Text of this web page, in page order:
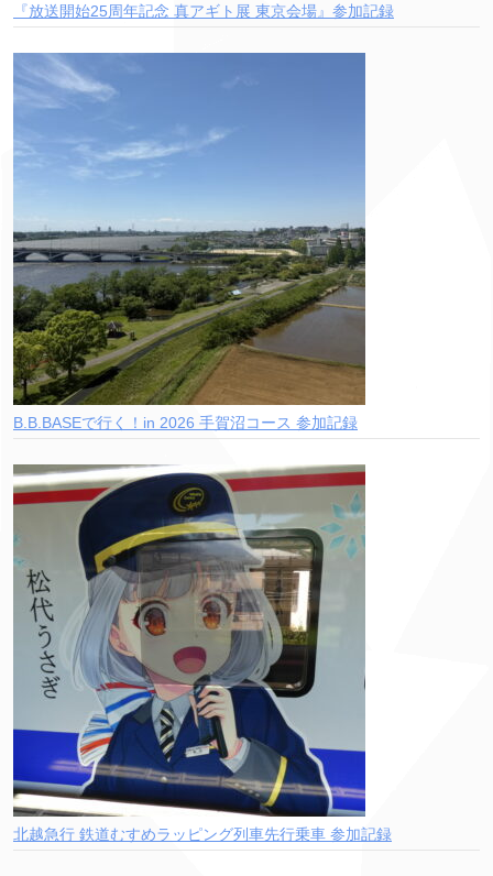
『放送開始25周年記念 真アギト展 東京会場』参加記録
B.B.BASEで行く！in 2026 手賀沼コース 参加記録
北越急行 鉄道むすめラッピング列車先行乗車 参加記録